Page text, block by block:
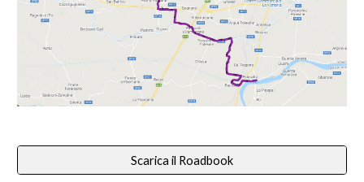
Scarica il Roadbook